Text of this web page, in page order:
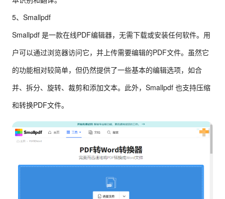
5、Smallpdf
Smallpdf 是一款在线PDF编辑器，无需下载或安装任何软件。用
户可以通过浏览器访问它，并上传需要编辑的PDF文件。虽然它
的功能相对较简单，但仍然提供了一些基本的编辑选项，如合
并、拆分、旋转、裁剪和添加文本。此外，Smallpdf 也支持压缩
和转换PDF文件。